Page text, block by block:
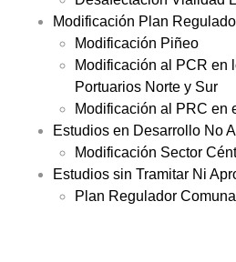
Modificación Plan
Modificación Piñeo
Modificación al PCR en
Portuarios Norte y Sur
Modificación al PRC en
Estudios en Desarrollo No
Modificación Sector
Estudios sin Tramitar Ni
Plan Regulador